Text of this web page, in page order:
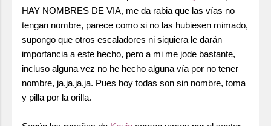
HAY NOMBRES DE VIA, me da rabia que las vías no
tengan nombre, parece como si no las hubiesen mimado,
supongo que otros escaladores ni siquiera le darán
importancia a este hecho, pero a mi me jode bastante,
incluso alguna vez no he hecho alguna vía por no tener
nombre, ja,ja,ja,ja. Pues hoy todas son sin nombre, toma
y pilla por la orilla.